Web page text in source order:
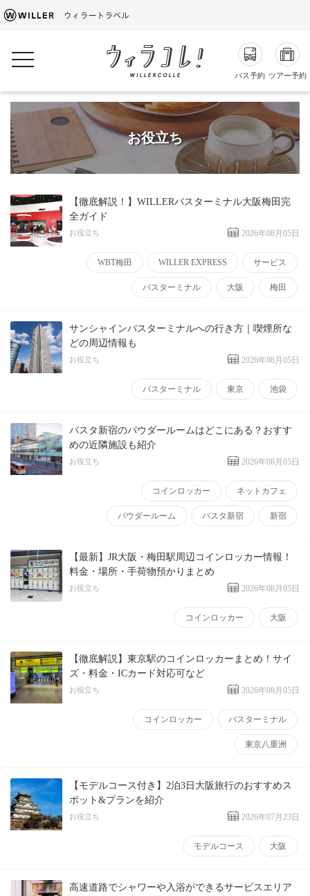
バス予約 ツアー予約
toggle navigation
お役立ち
【徹底解説！】WILLERバスターミナル大阪梅田完
全ガイド
お役立ち 2026年08月05日
WBT梅田 WILLER EXPRESS サービス
バスターミナル 大阪 梅田
サンシャインバスターミナルへの行き方｜喫煙所な
どの周辺情報も
お役立ち 2026年08月05日
バスターミナル 東京 池袋
バスタ新宿のパウダールームはどこにある？おすす
めの近隣施設も紹介
お役立ち 2026年08月05日
コインロッカー ネットカフェ
パウダールーム バスタ新宿 新宿
【最新】JR大阪・梅田駅周辺コインロッカー情報！
料金・場所・手荷物預かりまとめ
お役立ち 2026年08月05日
コインロッカー 大阪
【徹底解説】東京駅のコインロッカーまとめ！サイ
ズ・料金・ICカード対応可など
お役立ち 2026年08月05日
コインロッカー バスターミナル
東京八重洲
【モデルコース付き】2泊3日大阪旅行のおすすめス
ポット&プランを紹介
お役立ち 2026年07月23日
モデルコース 大阪
高速道路でシャワーや入浴ができるサービスエリア